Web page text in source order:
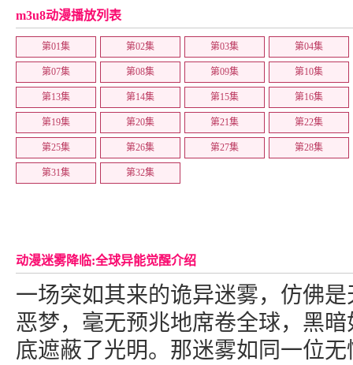
m3u8动漫播放列表
第01集 第02集 第03集 第04集
第07集 第08集 第09集 第10集
第13集 第14集 第15集 第16集
第19集 第20集 第21集 第22集
第25集 第26集 第27集 第28集
第31集 第32集
动漫迷雾降临:全球异能觉醒介绍
一场突如其来的诡异迷雾，仿佛
恶梦，毫无预兆地席卷全球，黑
底遮蔽了光明。那迷雾如同一位